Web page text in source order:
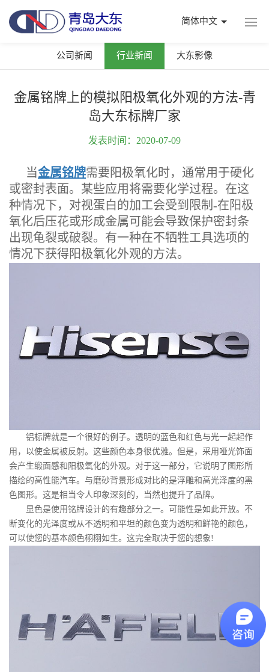
简体中文
公司新闻 行业新闻 大东影像
金属铭牌上的模拟阳极氧化外观的方法-青
岛大东标牌厂家
发表时间：2020-07-09
当金属铭牌需要阳极氧化时，通常用于硬化
或密封表面。某些应用将需要化学过程。在这
种情况下，对视蛋白的加工会受到限制-在阳极
氧化后压花或形成金属可能会导致保护密封条
出现龟裂或破裂。有一种在不牺牲工具选项的
情况下获得阳极氧化外观的方法。
铝标牌就是一个很好的例子。透明的蓝色和红色与光一起起作
用，以使金属被反射。这些颜色本身很优雅。但是，采用哑光饰面
会产生缎面感和阳极氧化的外观。对于这一部分，它说明了图形所
描绘的高性能汽车。与磨砂背景形成对比的是浮雕和高光泽度的黑
色图形。这是相当令人印象深刻的，当然也提升了品牌。
显色是使用铭牌设计的有趣部分之一。可能性是如此开放。不
断变化的光泽度或从不透明和平坦的颜色变为透明和鲜艳的颜色，
可以使您的基本颜色栩栩如生。这完全取决于您的想象!